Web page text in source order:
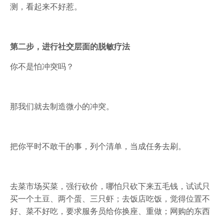
测，看起来不好惹。
第二步，进行社交层面的脱敏疗法
你不是怕冲突吗？
那我们就去制造微小的冲突。
把你平时不敢干的事，列个清单，当成任务去刷。
去菜市场买菜，强行砍价，哪怕只砍下来五毛钱，试试只
买一个土豆、两个蛋、三只虾；去饭店吃饭，觉得位置不
好、菜不好吃，要求服务员给你换座、重做；网购的东西